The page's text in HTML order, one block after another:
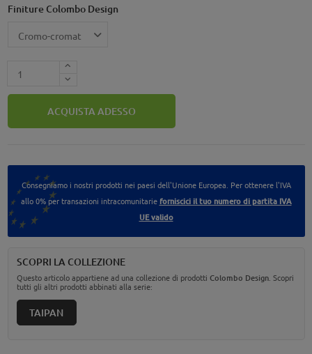
Finiture Colombo Design
ACQUISTA ADESSO
Consegniamo i nostri prodotti nei paesi dell'Unione Europea. Per ottenere l'IVA
allo 0% per transazioni intracomunitarie forniscici il tuo numero di partita IVA
UE valido
SCOPRI LA COLLEZIONE
Questo articolo appartiene ad una collezione di prodotti Colombo Design. Scopri
tutti gli altri prodotti abbinati alla serie:
TAIPAN